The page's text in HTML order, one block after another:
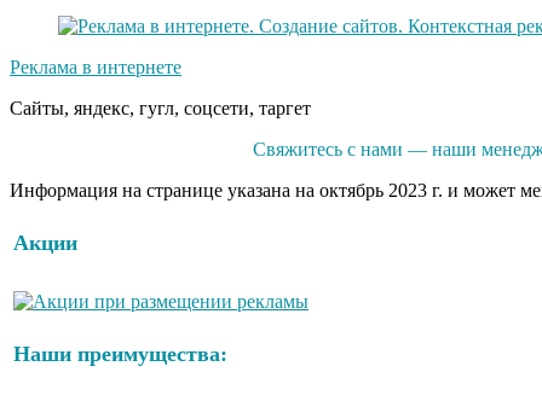
Реклама в интернете
Сайты, яндекс, гугл, соцсети, таргет
Свяжитесь с нами — наши
Информация на странице указана на октябрь 2023 г. и может
Акции
Наши преимущества: